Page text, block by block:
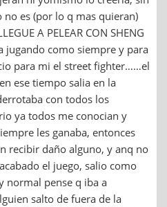
es (por lo q mas quieran)
A PELEAR CON SHENG
jugando como siempre y para
para mi el street fighter……el
ese tiempo salia en la
con todos los
ya todos me conocian y
les ganaba, entonces
recibir daño alguno, y anq no
el juego, salio como
normal pense q iba a
salto de fuera de la